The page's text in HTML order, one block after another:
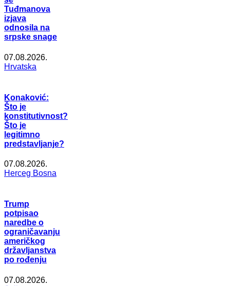
Tuđmanova
izjava
odnosila na
srpske snage
07.08.2026.
Hrvatska
Konaković:
Što je
konstitutivnost?
Što je
legitimno
predstavljanje?
07.08.2026.
Herceg Bosna
Trump
potpisao
naredbe o
ograničavanju
američkog
državljanstva
po rođenju
07.08.2026.